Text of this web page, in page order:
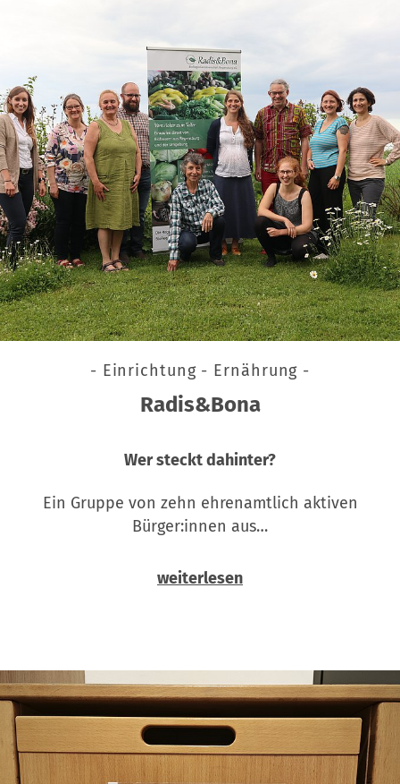
- Einrichtung - Ernährung -
Radis&Bona
Wer steckt dahinter?
Ein Gruppe von zehn ehrenamtlich aktiven
Bürger:innen aus…
weiterlesen